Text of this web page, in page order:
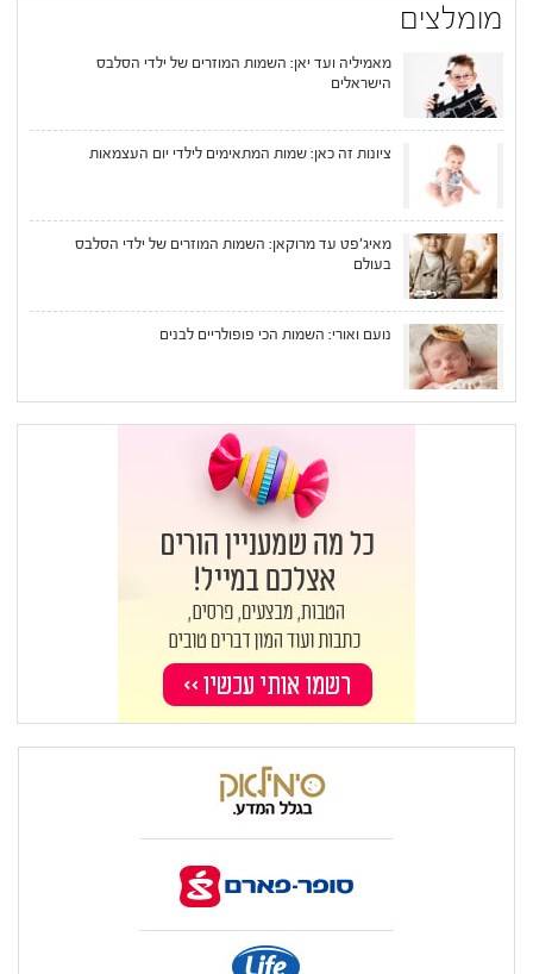
מומלצים
מאמיליה ועד יאן: השמות המוזרים של ילדי הסלבס
הישראלים
ציונות זה כאן: שמות המתאימים לילדי יום העצמאות
מאיג'פט עד מרוקאן: השמות המוזרים של ילדי הסלבס
בעולם
נועם ואורי: השמות הכי פופולריים לבנים